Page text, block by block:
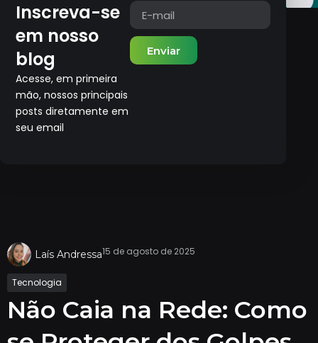
Inscreva-se
em nosso
blog
Acesse, em primeira
mão, nossos principais
posts diretamente em
seu email
Enviar
Laís Andressa15 de agosto de 2025
Tecnologia
Não Caia na Rede: Como